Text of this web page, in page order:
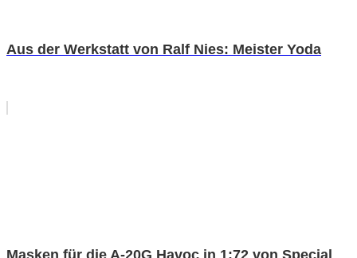
Aus der Werkstatt von Ralf Nies: Meister Yoda
Masken für die A-20G Havoc in 1:72 von Special